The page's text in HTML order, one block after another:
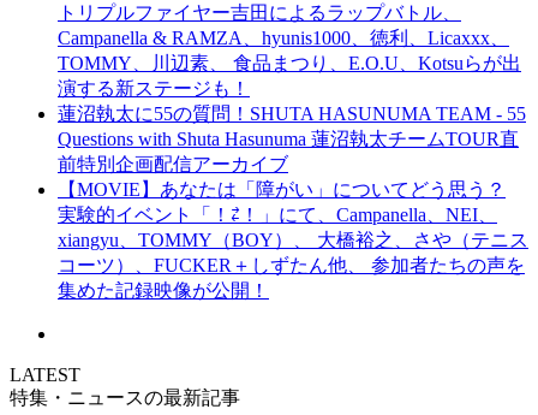
トリプルファイヤー吉田によるラップバトル、
Campanella & RAMZA、hyunis1000、徳利、Licaxxx、
TOMMY、川辺素、 食品まつり、E.O.U、Kotsuらが出
演する新ステージも！
蓮沼執太に55の質問！SHUTA HASUNUMA TEAM - 55
Questions with Shuta Hasunuma 蓮沼執太チームTOUR直
前特別企画配信アーカイブ
【MOVIE】あなたは「障がい」についてどう思う？
実験的イベント「！⇄！」にて、Campanella、NEI、
xiangyu、TOMMY（BOY）、 大橋裕之、さや（テニス
コーツ）、FUCKER＋しずたん他、 参加者たちの声を
集めた記録映像が公開！
LATEST
特集・ニュースの最新記事